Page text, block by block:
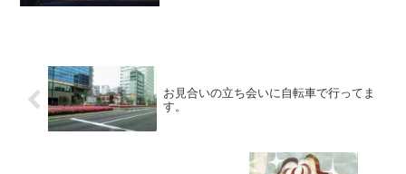
お見合いの立ち会いに自転車で行ってま
す。